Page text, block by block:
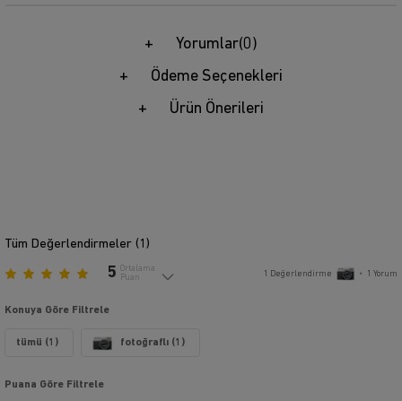
Yorumlar(0)
Ödeme Seçenekleri
Ürün Önerileri
Tüm Değerlendirmeler (1 )
5 Ortalama
Puan
1 Değerlendirme • 1 Yorum
Konuya Göre Filtrele
tümü (1) fotoğraflı (1)
Puana Göre Filtrele